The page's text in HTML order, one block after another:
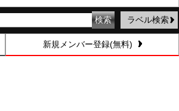
ラベル検索
新規メンバー登録(無料)